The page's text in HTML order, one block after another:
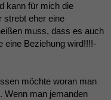
kann für mich die
strebt eher eine
muss, dass es auch
eine Beziehung wird!!!!-
möchte woran man
Wenn man jemanden